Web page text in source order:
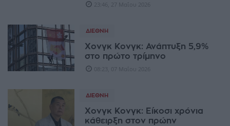
23:46, 27 Μαΐου 2026
ΔΙΕΘΝΉ
Χονγκ Κονγκ: Ανάπτυξη 5,9%
στο πρώτο τρίμηνο
08:23, 07 Μαΐου 2026
ΔΙΕΘΝΉ
Χονγκ Κονγκ: Είκοσι χρόνια
κάθειρξη στον πρώην